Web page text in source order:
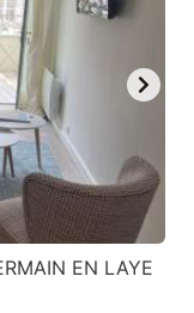
EN LAYE